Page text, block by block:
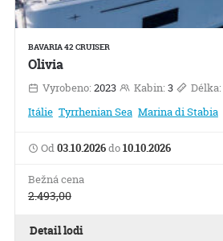
BAVARIA 42 CRUISER
Olivia
Vyrobeno: 2023 Kabin: 3 Délka:
Itálie Tyrrhenian Sea Marina di Stabia
Od03.10.2026do10.10.2026
Bežná cena
2.493,00
Detail lodi